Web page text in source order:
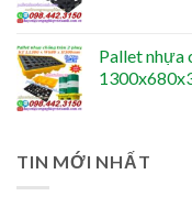
Pallet nhựa
TIN MỚI NHẤT